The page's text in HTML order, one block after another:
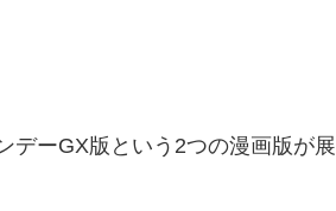
デーGX版という2つの漫画版が展